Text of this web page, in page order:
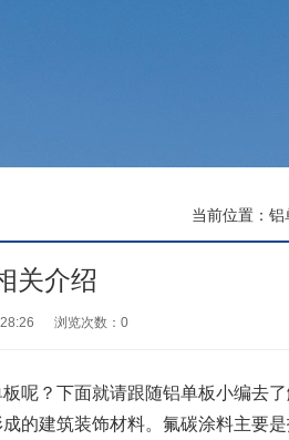
当前位置： 铝
关介绍
浏览次数： 0
？下面就请跟随铝单板小编去了
建筑装饰材料。氟碳涂料主要